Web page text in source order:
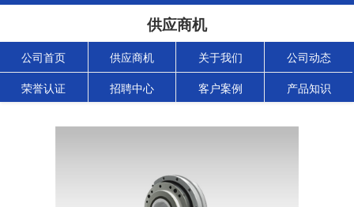
供应商机
公司首页 供应商机 关于我们 公司动态
荣誉认证 招聘中心 客户案例 产品知识